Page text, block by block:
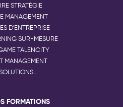
STRATÉGIE
MANAGEMENT
D'ENTREPRISE
SUR-MESURE
TALENCITY
MANAGEMENT
FORMATIONS